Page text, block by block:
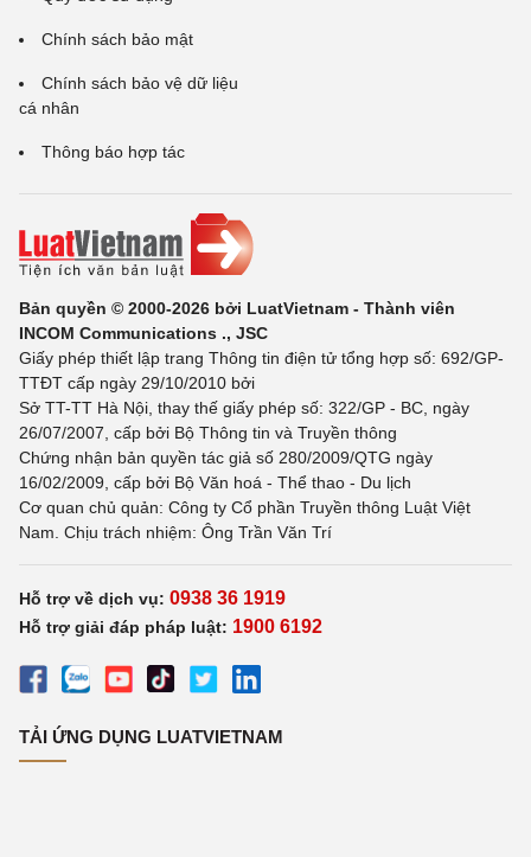
Chính sách bảo mật
Chính sách bảo vệ dữ liệu
cá nhân
Thông báo hợp tác
Bản quyền © 2000-2026 bởi LuatVietnam - Thành viên
INCOM Communications ., JSC
Giấy phép thiết lập trang Thông tin điện tử tổng hợp số: 692/GP-
TTĐT cấp ngày 29/10/2010 bởi
Sở TT-TT Hà Nội, thay thế giấy phép số: 322/GP - BC, ngày
26/07/2007, cấp bởi Bộ Thông tin và Truyền thông
Chứng nhận bản quyền tác giả số 280/2009/QTG ngày
16/02/2009, cấp bởi Bộ Văn hoá - Thể thao - Du lịch
Cơ quan chủ quản: Công ty Cổ phần Truyền thông Luật Việt
Nam. Chịu trách nhiệm: Ông Trần Văn Trí
Hỗ trợ về dịch vụ: 0938 36 1919
Hỗ trợ giải đáp pháp luật: 1900 6192
TẢI ỨNG DỤNG LUATVIETNAM